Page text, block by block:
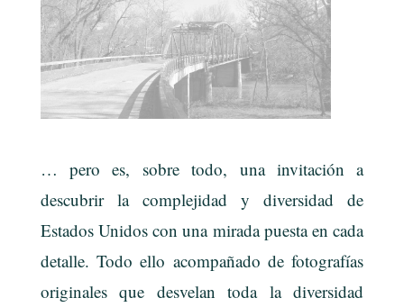
… pero es, sobre todo, una invitación a
descubrir la complejidad y diversidad de
Estados Unidos con una mirada puesta en cada
detalle. Todo ello acompañado de fotografías
originales que desvelan toda la diversidad